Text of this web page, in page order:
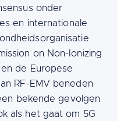
onder
en internationale
on Non-Ionizing
de Europese
RF-EMV beneden
bekende gevolgen
als het gaat om 5G